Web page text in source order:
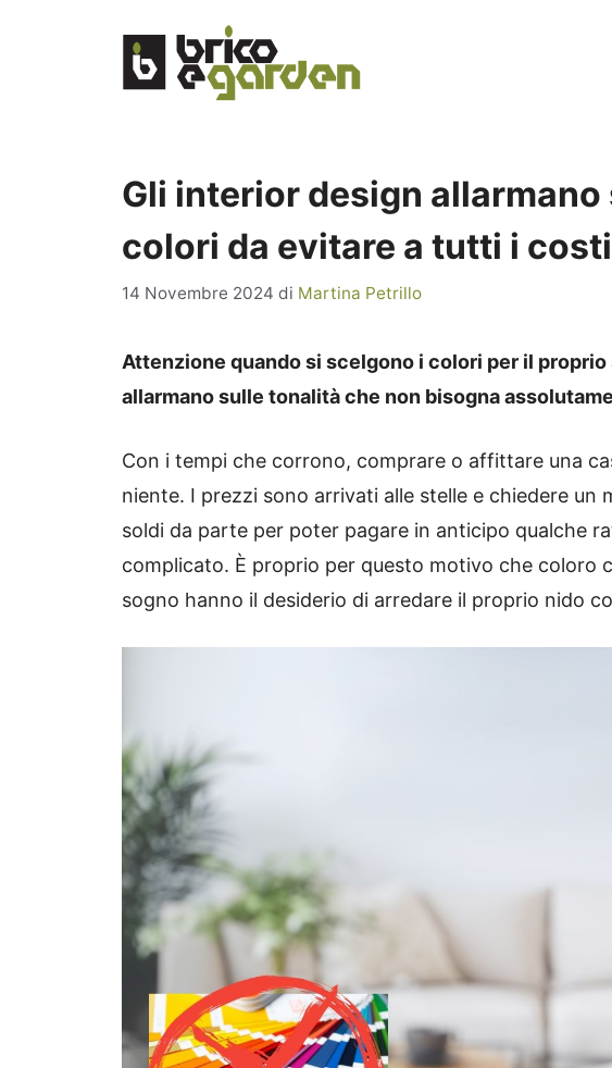
Gli interior design allarmano
colori da evitare a tutti i
14 Novembre 2024 di Martina Petrillo
Attenzione quando si scelgono i colori per il
allarmano sulle tonalità che non bisogna
Con i tempi che corrono, comprare o affittare una
niente. I prezzi sono arrivati alle stelle e chiedere un
soldi da parte per poter pagare in anticipo qualche
complicato. È proprio per questo motivo che coloro
sogno hanno il desiderio di arredare il proprio nido